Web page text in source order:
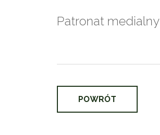
Patronat medialny
POWRÓT